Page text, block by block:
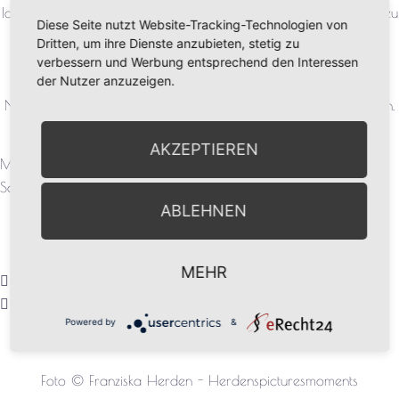
Ideal um Gäste auf Hochzeiten, Geburtstagen und Firmenfeiern zu
unterhalten.
Für ein Schnellportrait benötige ich zwischen 5 und 7 Minuten.
Natürlich fertige ich auch Portraits als individuelle Geschenke an.
Mein Hauptgebiet ist das Dreieck Hannover, Brauschweig und
Salzgitter in Niedersachsen.
Telefon: 0174 - 908 30 68 (gern via Whatsapp)
Foto © Franziska Herden - Herdenspicturesmoments
Diese Seite nutzt Website-Tracking-Technologien von
Dritten, um ihre Dienste anzubieten, stetig zu
verbessern und Werbung entsprechend den Interessen
der Nutzer anzuzeigen.
AKZEPTIEREN
ABLEHNEN
MEHR
Powered by &